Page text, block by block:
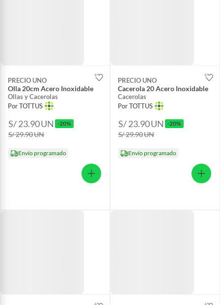
PRECIO UNO
Olla 20cm Acero Inoxidable
Ollas y Cacerolas
Por TOTTUS
S/ 23.90UN -20%
S/ 29.90UN
Envío programado
PRECIO UNO
Cacerola 20 Acero Inoxidable
Cacerolas
Por TOTTUS
S/ 23.90UN -20%
S/ 29.90UN
Envío programado